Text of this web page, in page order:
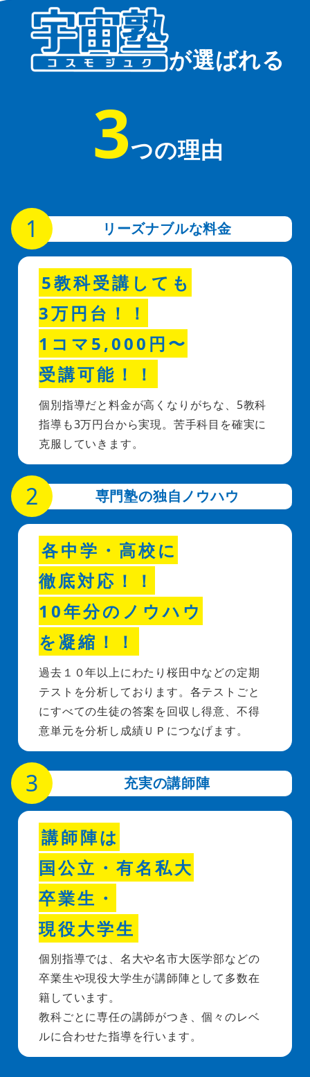
が選ばれる
3つの理由
リーズナブルな料金
5教科受講しても
3万円台！！
1コマ5,000円〜
受講可能！！
個別指導だと料金が高くなりがちな、5教科
指導も3万円台から実現。苦手科目を確実に
克服していきます。
専門塾の独自ノウハウ
各中学・高校に
徹底対応！！
10年分のノウハウ
を凝縮！！
過去１０年以上にわたり桜田中などの定期
テストを分析しております。各テストごと
にすべての生徒の答案を回収し得意、不得
意単元を分析し成績ＵＰにつなげます。
充実の講師陣
講師陣は
国公立・有名私大
卒業生・
現役大学生
個別指導では、名大や名市大医学部などの
卒業生や現役大学生が講師陣として多数在
籍しています。
教科ごとに専任の講師がつき、個々のレベ
ルに合わせた指導を行います。